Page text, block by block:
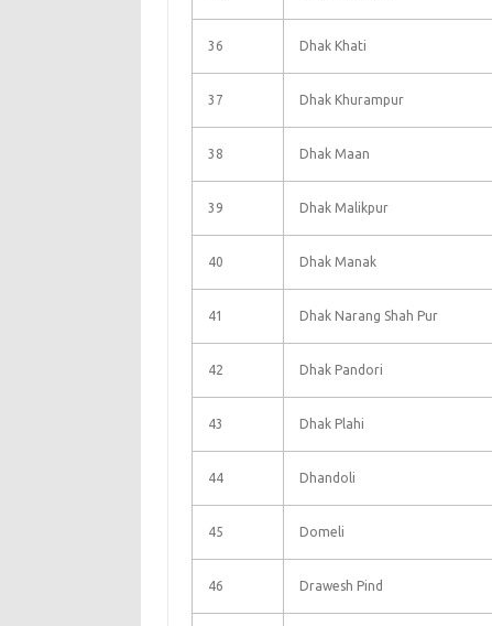
36 Dhak Khati
37 Dhak Khurampur
38 Dhak Maan
39 Dhak Malikpur
40 Dhak Manak
41 Dhak Narang Shah Pur
42 Dhak Pandori
43 Dhak Plahi
44 Dhandoli
45 Domeli
46 Drawesh Pind